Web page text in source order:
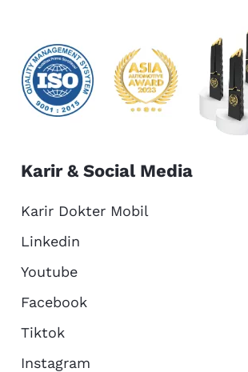
Karir & Social Media
Karir Dokter Mobil
Linkedin
Youtube
Facebook
Tiktok
Instagram